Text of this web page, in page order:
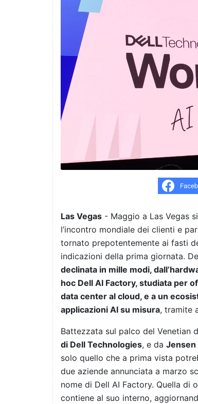
Las Vegas - Maggio a Las Vegas
l’incontro mondiale dei clienti e
tornato prepotentemente ai fasti
indicazioni della prima giornata.
declinata in mille modi,
hoc Dell AI Factory, studiata per
data center al cloud, e a un
applicazioni AI su misura, tramite
Battezzata sul palco del Venetian
di Dell Technologies, e da Jensen
solo quello che a prima vista
due aziende annunciata a marzo
nome di Dell AI Factory. Quella di
contiene al suo interno,